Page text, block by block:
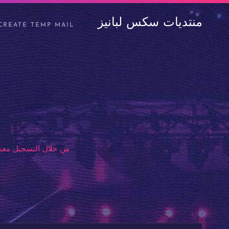
منتديات سكس لبانيز TEMP MAIL
من خلال التسجيل